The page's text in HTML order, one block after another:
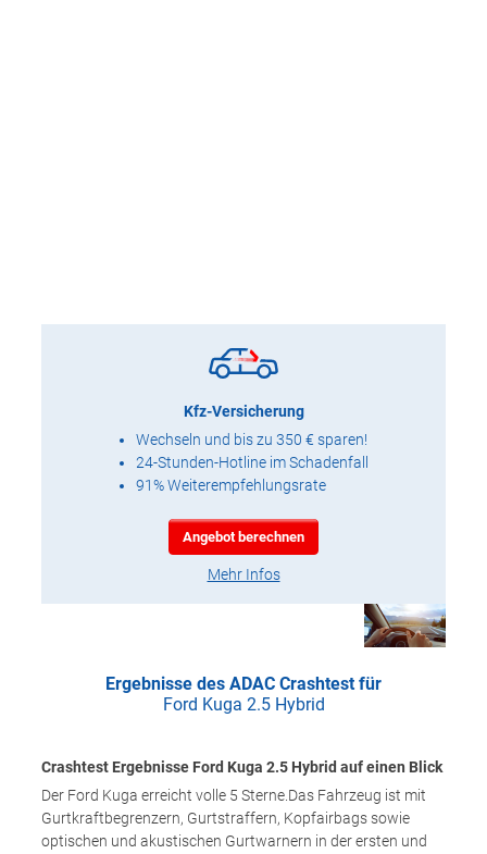
Kfz-Versicherung
Wechseln und bis zu 350 € sparen!
24-Stunden-Hotline im Schadenfall
91% Weiterempfehlungsrate
Angebot berechnen
Mehr Infos
Ergebnisse des ADAC Crashtest für
Ford Kuga 2.5 Hybrid
Crashtest Ergebnisse Ford Kuga 2.5 Hybrid auf einen Blick
Der Ford Kuga erreicht volle 5 Sterne.Das Fahrzeug ist mit
Gurtkraftbegrenzern, Gurtstraffern, Kopfairbags sowie
optischen und akustischen Gurtwarnern in der ersten und